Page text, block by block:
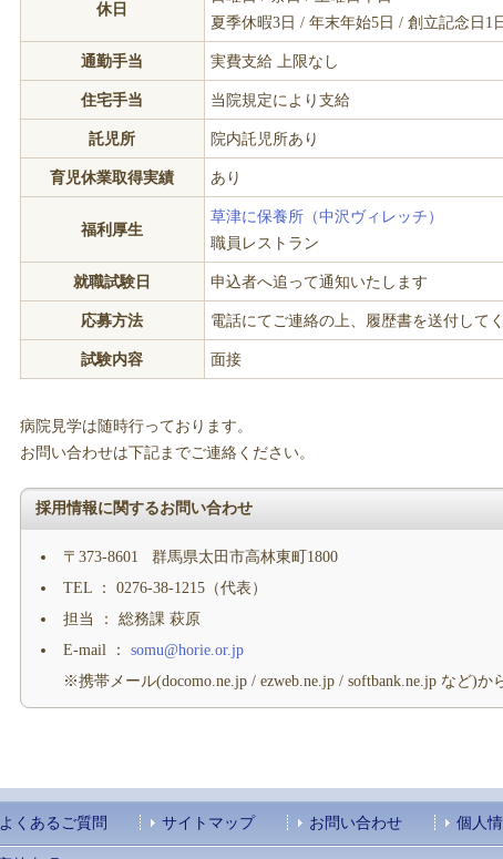
休日
夏季休暇3日 / 年末年始5日 / 創立記念日1
通勤手当 実費支給 上限なし
住宅手当 当院規定により支給
託児所 院内託児所あり
育児休業取得実績 あり
福利厚生
草津に保養所（中沢ヴィレッチ）
職員レストラン
就職試験日 申込者へ追って通知いたします
応募方法 電話にてご連絡の上、履歴書を送付してく
試験内容 面接
病院見学は随時行っております。
お問い合わせは下記までご連絡ください。
採用情報に関するお問い合わせ
〒373-8601 群馬県太田市高林東町1800
TEL ： 0276-38-1215（代表）
担当 ： 総務課 萩原
E-mail ： somu@horie.or.jp
※携帯メール(docomo.ne.jp / ezweb.ne.jp / softbank.ne.jp など)か
よくあるご質問 サイトマップ お問い合わせ 個人